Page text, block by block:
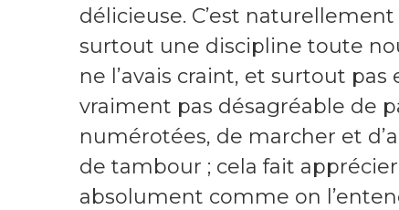
délicieuse. C’est
surtout une discipline toute
ne l’avais craint, et surtout
vraiment pas désagréable de
numérotées, de marcher et
de tambour ; cela fait
absolument comme on